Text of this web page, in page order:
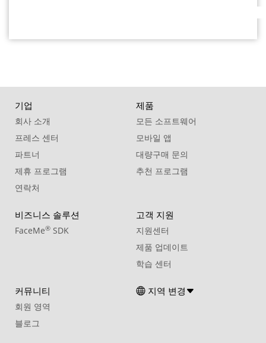
기업
회사 소개
프레스 센터
파트너
제휴 프로그램
연락처
제품
모든 소프트웨어
모바일 앱
대량구매 문의
추천 프로그램
비즈니스 솔루션
FaceMe® SDK
고객 지원
지원센터
제품 업데이트
학습 센터
커뮤니티
회원 영역
블로그
지역 변경